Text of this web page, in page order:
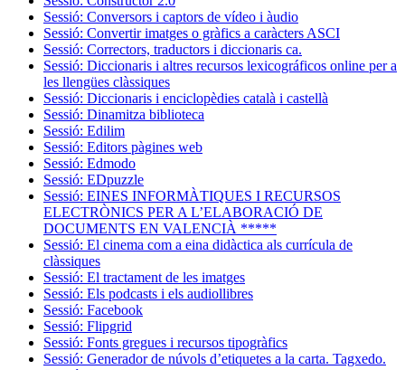
Sessió: Conversors i captors de vídeo i àudio
Sessió: Convertir imatges o gràfics a caràcters ASCI
Sessió: Correctors, traductors i diccionaris ca.
Sessió: Diccionaris i altres recursos lexicográficos online per a
les llengües clàssiques
Sessió: Diccionaris i enciclopèdies català i castellà
Sessió: Dinamitza biblioteca
Sessió: Edilim
Sessió: Editors pàgines web
Sessió: Edmodo
Sessió: EDpuzzle
Sessió: EINES INFORMÀTIQUES I RECURSOS
ELECTRÒNICS PER A L’ELABORACIÓ DE
DOCUMENTS EN VALENCIÀ *****
Sessió: El cinema com a eina didàctica als currícula de
clàssiques
Sessió: El tractament de les imatges
Sessió: Els podcasts i els audiollibres
Sessió: Facebook
Sessió: Flipgrid
Sessió: Fonts gregues i recursos tipogràfics
Sessió: Generador de núvols d’etiquetes a la carta. Tagxedo.